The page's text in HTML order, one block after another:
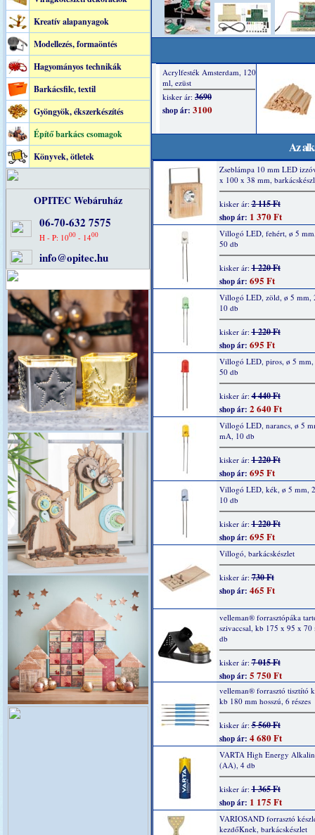
Kreatív alapanyagok
Modellezés, formaöntés
Hagyományos technikák
Barkácsfilc, textil
Gyöngyök, ékszerkészítés
Építő barkács csomagok
Könyvek, ötletek
OPITEC Webáruház
06-70-632 7575
H - P: 1000 - 1400
info@opitec.hu
Az
Zseblámpa 10 mm LED
x 100 x 38 mm,
kisker ár:2 115 Ft
shop ár: 1 370 Ft
Villogó LED, fehért, ø 5
50 db
kisker ár:1 220 Ft
shop ár: 695 Ft
Villogó LED, zöld, ø 5 mm,
10 db
kisker ár:1 220 Ft
shop ár: 695 Ft
Villogó LED, piros, ø 5
50 db
kisker ár:4 440 Ft
shop ár: 2 640 Ft
Villogó LED, narancs, ø 5
mA, 10 db
kisker ár:1 220 Ft
shop ár: 695 Ft
Villogó LED, kék, ø 5 mm,
10 db
kisker ár:1 220 Ft
shop ár: 695 Ft
Villogó, barkácskészlet
kisker ár:730 Ft
shop ár: 465 Ft
velleman® forrasztópáka
szivaccsal, kb 175 x 95 x 70
db
kisker ár:7 015 Ft
shop ár: 5 750 Ft
velleman® forrasztó tisztító
kb 180 mm hosszú, 6 részes
kisker ár:5 560 Ft
shop ár: 4 680 Ft
VARTA High Energy
(AA), 4 db
kisker ár:1 365 Ft
shop ár: 1 175 Ft
VARIOSAND forrasztó
kezdőKnek, barkácskészlet